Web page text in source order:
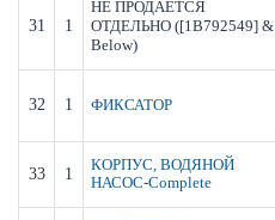
31 1
НЕ ПРОДАЕТСЯ
ОТДЕЛЬНО ([1B792549] &
Below)
32 1 ФИКСАТОР
33 1
КОРПУС, ВОДЯНОЙ
НАСОС-Complete